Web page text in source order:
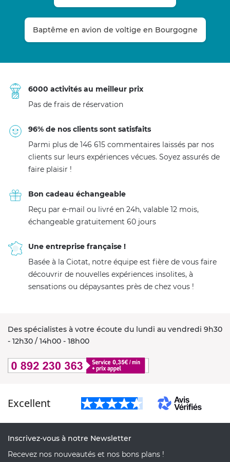
Baptême en avion de voltige en Bourgogne
6000 activités au meilleur prix
Pas de frais de réservation
96% de nos clients sont satisfaits
Parmi plus de 146 615 commentaires laissés par nos
clients sur leurs expériences vécues. Soyez assurés de
faire plaisir !
Bon cadeau échangeable
Reçu par e-mail ou livré en 24h, valable 12 mois,
échangeable gratuitement 60 jours
Une entreprise française !
Basée à la Ciotat, notre équipe est fière de vous faire
découvrir de nouvelles expériences insolites, à
sensations ou dépaysantes près de chez vous !
Des spécialistes à votre écoute du lundi au vendredi 9h30
- 12h30 / 14h00 - 18h00
Excellent
Inscrivez-vous à notre Newsletter
Recevez nos nouveautés et nos bons plans !